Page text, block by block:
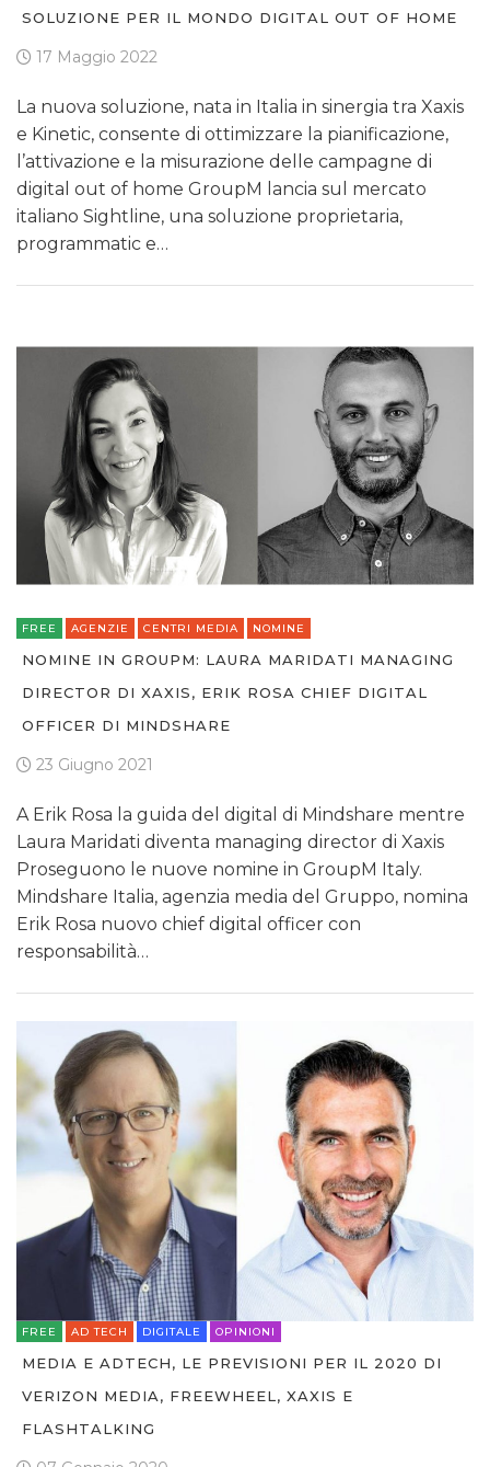
SOLUZIONE PER IL MONDO DIGITAL OUT OF HOME
17 Maggio 2022
La nuova soluzione, nata in Italia in sinergia tra Xaxis
e Kinetic, consente di ottimizzare la pianificazione,
l’attivazione e la misurazione delle campagne di
digital out of home GroupM lancia sul mercato
italiano Sightline, una soluzione proprietaria,
programmatic e…
FREE AGENZIE CENTRI MEDIA NOMINE
NOMINE IN GROUPM: LAURA MARIDATI MANAGING
DIRECTOR DI XAXIS, ERIK ROSA CHIEF DIGITAL
OFFICER DI MINDSHARE
23 Giugno 2021
A Erik Rosa la guida del digital di Mindshare mentre
Laura Maridati diventa managing director di Xaxis
Proseguono le nuove nomine in GroupM Italy.
Mindshare Italia, agenzia media del Gruppo, nomina
Erik Rosa nuovo chief digital officer con
responsabilità…
FREE AD TECH DIGITALE OPINIONI
MEDIA E ADTECH, LE PREVISIONI PER IL 2020 DI
VERIZON MEDIA, FREEWHEEL, XAXIS E
FLASHTALKING